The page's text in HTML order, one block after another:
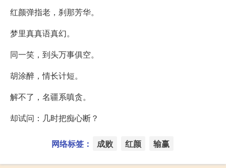
红颜弹指老，刹那芳华。
梦里真真语真幻。
同一笑，到头万事俱空。
胡涂醉，情长计短。
解不了，名疆系嗔贪。
却试问：几时把痴心断？
网络标签： 成败 红颜 输赢